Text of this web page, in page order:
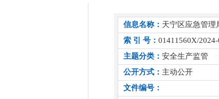
信息名称： 天宁区应急管理
索 引 号： 01411560X/
主题分类： 安全生产监管
公开方式： 主动公开
文件编号：